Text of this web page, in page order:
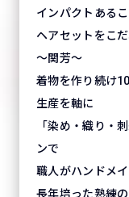
インパクトある
ヘアセットをこ
～関芳～
着物を作り続け
生産を軸に
「染め・織り・
ンで
職人がハンドメ
長年培った熟練